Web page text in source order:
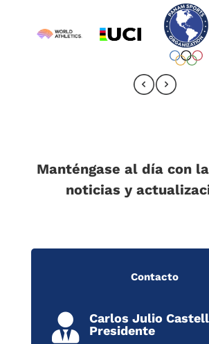
Manténgase al día con
noticias y
Contacto

Carlos Julio
Presidente